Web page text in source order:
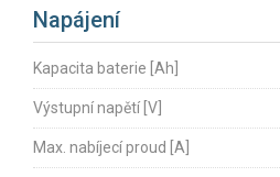
Napájení
Kapacita baterie [Ah]
Výstupní napětí [V]
Max. nabíjecí proud [A]